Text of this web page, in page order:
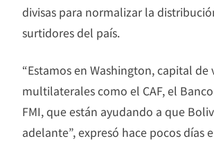
divisas para normalizar la
surtidores del país.
“Estamos en Washington, capital de
multilaterales como el CAF, el
FMI, que están ayudando a que
adelante”, expresó hace pocos días